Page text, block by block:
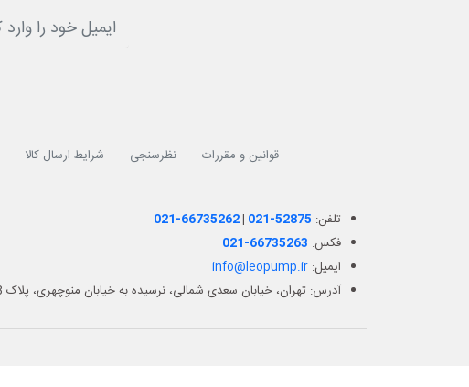
قوانین و مقررات نظرسنجی شرایط ارسال کالا
تلفن: 021-66735262| 021-52875
فکس: 021-66735263
ایمیل:info@leopump.ir
آدرس: تهران، خیابان سعدی شمالی، نرسیده به خیابان منوچهری، پلاک 548